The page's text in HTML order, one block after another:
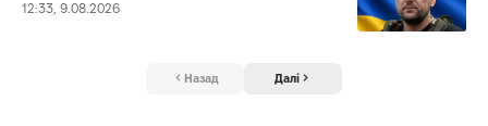
12:33, 9.08.2026
Назад Далі